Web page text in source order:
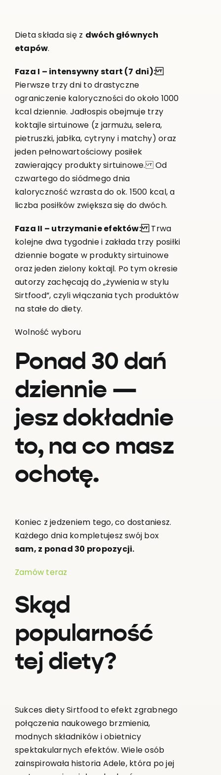
Dieta składa się z dwóch głównych
etapów.
Faza I – intensywny start (7 dni):
Pierwsze trzy dni to drastyczne
ograniczenie kaloryczności do około 1000
kcal dziennie. Jadłospis obejmuje trzy
koktajle sirtuinowe (z jarmużu, selera,
pietruszki, jabłka, cytryny i matchy) oraz
jeden pełnowartościowy posiłek
zawierający produkty sirtuinowe. Od
czwartego do siódmego dnia
kaloryczność wzrasta do ok. 1500 kcal, a
liczba posiłków zwiększa się do dwóch.
Faza II – utrzymanie efektów:Trwa
kolejne dwa tygodnie i zakłada trzy posiłki
dziennie bogate w produkty sirtuinowe
oraz jeden zielony koktajl. Po tym okresie
autorzy zachęcają do „żywienia w stylu
Sirtfood”, czyli włączania tych produktów
na stałe do diety.
Wolność wyboru
Ponad 30 dań
dziennie —
jesz dokładnie
to, na co masz
ochotę.
Koniec z jedzeniem tego, co dostaniesz.
Każdego dnia kompletujesz swój box
sam, z ponad 30 propozycji.
Zamów teraz
Skąd
popularność
tej diety?
Sukces diety Sirtfood to efekt zgrabnego
połączenia naukowego brzmienia,
modnych składników i obietnicy
spektakularnych efektów. Wiele osób
zainspirowała historia Adele, która po jej